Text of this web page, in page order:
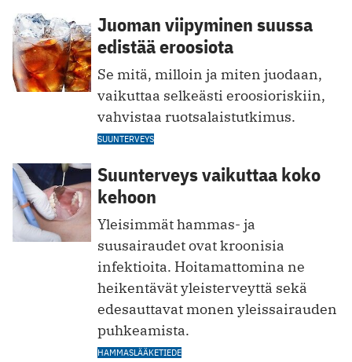
Juoman viipyminen suussa
edistää eroosiota
Se mitä, milloin ja miten juodaan,
vaikuttaa selkeästi eroosioriskiin,
vahvistaa ruotsalaistutkimus.
SUUNTERVEYS
Suunterveys vaikuttaa koko
kehoon
Yleisimmät hammas- ja
suusairaudet ovat kroonisia
infektioita. Hoitamattomina ne
heikentävät yleisterveyttä sekä
edesauttavat monen yleissairauden
puhkeamista.
HAMMASLÄÄKETIEDE